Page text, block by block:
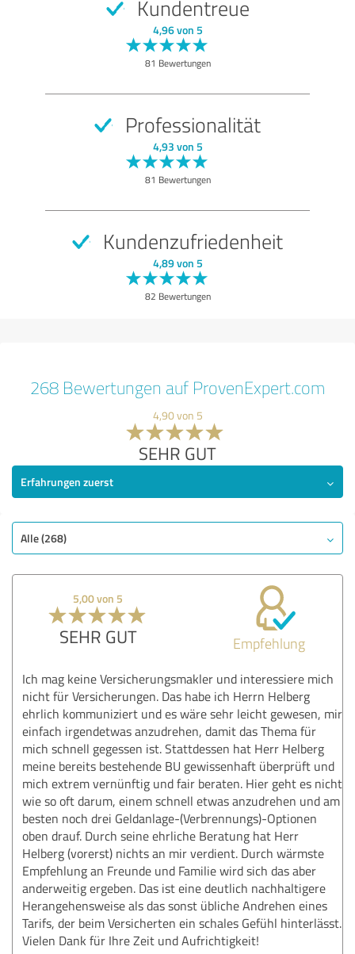
Kundentreue
4,96 von 5
81 Bewertungen
Professionalität
4,93 von 5
81 Bewertungen
Kundenzufriedenheit
4,89 von 5
82 Bewertungen
268 Bewertungen auf ProvenExpert.com
4,90 von 5
SEHR GUT
Erfahrungen zuerst
Alle (268)
5,00 von 5
SEHR GUT Empfehlung
Ich mag keine Versicherungsmakler und interessiere mich
nicht für Versicherungen. Das habe ich Herrn Helberg
ehrlich kommuniziert und es wäre sehr leicht gewesen, mir
einfach irgendetwas anzudrehen, damit das Thema für
mich schnell gegessen ist. Stattdessen hat Herr Helberg
meine bereits bestehende BU gewissenhaft überprüft und
mich extrem vernünftig und fair beraten. Hier geht es nicht
wie so oft darum, einem schnell etwas anzudrehen und am
besten noch drei Geldanlage-(Verbrennungs)-Optionen
oben drauf. Durch seine ehrliche Beratung hat Herr
Helberg (vorerst) nichts an mir verdient. Durch wärmste
Empfehlung an Freunde und Familie wird sich das aber
anderweitig ergeben. Das ist eine deutlich nachhaltigere
Herangehensweise als das sonst übliche Andrehen eines
Tarifs, der beim Versicherten ein schales Gefühl hinterlässt.
Vielen Dank für Ihre Zeit und Aufrichtigkeit!